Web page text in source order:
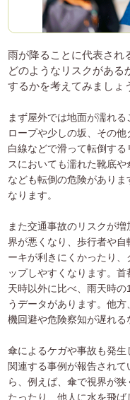
雨が降ることに代表され
どのようなリスクがある
するかを考えてみましょ
まず屋外では地面が濡れ
ロープや少しの坂、その
白線などで滑って転倒す
スにおいても濡れた靴底
なども転倒の危険があり
なります。
また交通事故のリスクが
界が悪くなり、歩行者や
ーキが利きにくかったり
ップしやすくなります。
天時以外に比べ、雨天時
うデータがあります。他
機回避や危険察知が遅れる
傘によるケガや事故も発
関連する事例が報告され
ら、例えば、傘で視界が
たったり、他人に水を飛